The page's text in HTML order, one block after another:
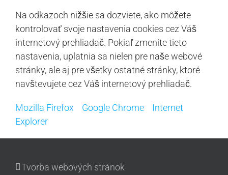
Na odkazoch nižšie sa dozviete, ako môžete
kontrolovať svoje nastavenia cookies cez Váš
internetový prehliadač. Pokiaľ zmeníte tieto
nastavenia, uplatnia sa nielen pre naše webové
stránky, ale aj pre všetky ostatné stránky, ktoré
navštevujete cez Váš internetový prehliadač.
Mozilla Firefox Google Chrome
Internet
Explorer
Tvorba webových stránok